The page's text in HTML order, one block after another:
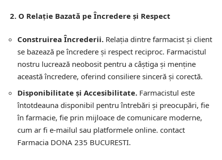
2. O Relație Bazată pe Încredere și Respect
Construirea Încrederii. Relația dintre farmacist și client
se bazează pe încredere și respect reciproc. Farmacistul
nostru lucrează neobosit pentru a câștiga și menține
această încredere, oferind consiliere sinceră și corectă.
Disponibilitate și Accesibilitate. Farmacistul este
întotdeauna disponibil pentru întrebări și preocupări, fie
în farmacie, fie prin mijloace de comunicare moderne,
cum ar fi e-mailul sau platformele online. contact
Farmacia DONA 235 BUCURESTI.